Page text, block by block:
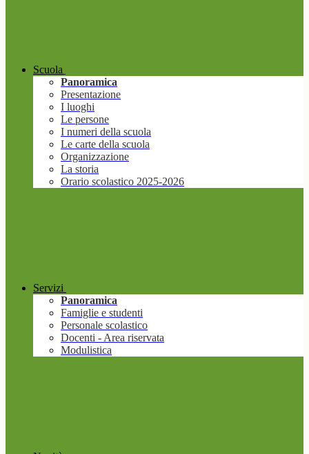
Scuola
Panoramica
Presentazione
I luoghi
Le persone
I numeri della scuola
Le carte della scuola
Organizzazione
La storia
Orario scolastico 2025-2026
Servizi
Panoramica
Famiglie e studenti
Personale scolastico
Docenti - Area riservata
Modulistica